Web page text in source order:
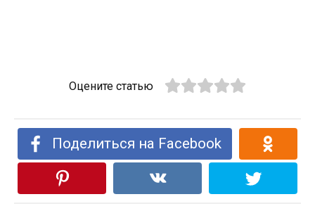
Оцените статью
Поделиться на Facebook